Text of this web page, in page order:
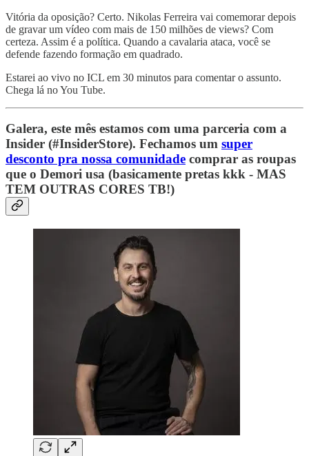
Vitória da oposição? Certo. Nikolas Ferreira vai comemorar depois
de gravar um vídeo com mais de 150 milhões de views? Com
certeza. Assim é a política. Quando a cavalaria ataca, você se
defende fazendo formação em quadrado.
Estarei ao vivo no ICL em 30 minutos para comentar o assunto.
Chega lá no You Tube.
Galera, este mês estamos com uma parceria com a
Insider (#InsiderStore). Fechamos um super
desconto pra nossa comunidade comprar as roupas
que o Demori usa (basicamente pretas kkk - MAS
TEM OUTRAS CORES TB!)